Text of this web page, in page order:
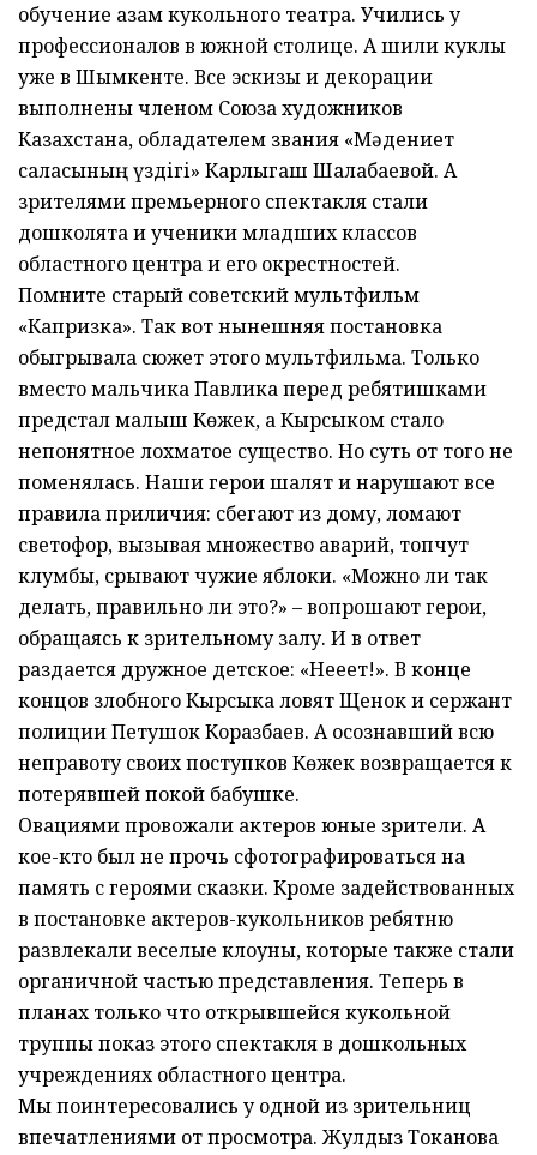
обучение азам кукольного театра. Учились у
профессионалов в южной столице. А шили куклы
уже в Шымкенте. Все эскизы и декорации
выполнены членом Союза художников
Казахстана, обладателем звания «Мәдениет
саласының үздігі» Карлыгаш Шалабаевой. А
зрителями премьерного спектакля стали
дошколята и ученики младших классов
областного центра и его окрестностей.
Помните старый советский мультфильм
«Капризка». Так вот нынешняя постановка
обыгрывала сюжет этого мультфильма. Только
вместо мальчика Павлика перед ребятишками
предстал малыш Көжек, а Кырсыком стало
непонятное лохматое существо. Но суть от того не
поменялась. Наши герои шалят и нарушают все
правила приличия: сбегают из дому, ломают
светофор, вызывая множество аварий, топчут
клумбы, срывают чужие яблоки. «Можно ли так
делать, правильно ли это?» – вопрошают герои,
обращаясь к зрительному залу. И в ответ
раздается дружное детское: «Нееет!». В конце
концов злобного Кырсыка ловят Щенок и сержант
полиции Петушок Коразбаев. А осознавший всю
неправоту своих поступков Көжек возвращается к
потерявшей покой бабушке.
Овациями провожали актеров юные зрители. А
кое-кто был не прочь сфотографироваться на
память с героями сказки. Кроме задействованных
в постановке актеров-кукольников ребятню
развлекали веселые клоуны, которые также стали
органичной частью представления. Теперь в
планах только что открывшейся кукольной
труппы показ этого спектакля в дошкольных
учреждениях областного центра.
Мы поинтересовались у одной из зрительниц
впечатлениями от просмотра. Жулдыз Токанова